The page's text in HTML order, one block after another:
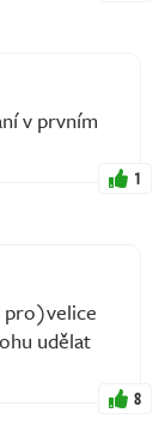
v prvním
1
pro)velice
udělat
8